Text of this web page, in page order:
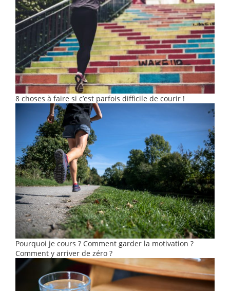
8 choses à faire si c’est parfois difficile de courir !
Pourquoi je cours ? Comment garder la motivation ?
Comment y arriver de zéro ?